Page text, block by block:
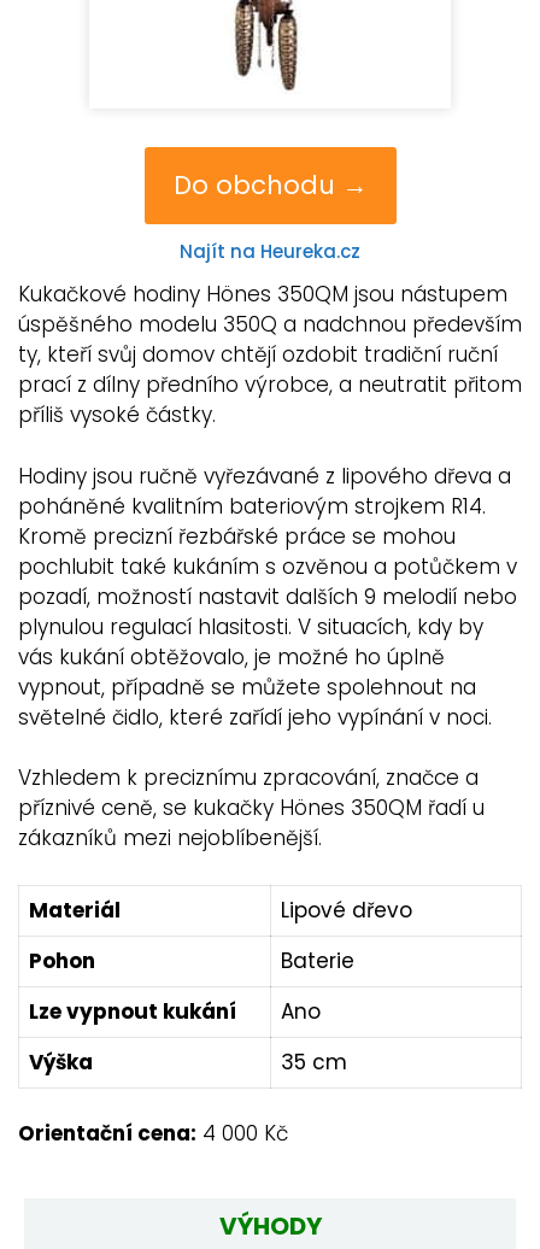
Do obchodu →
Najít na Heureka.cz
Kukačkové hodiny Hönes 350QM jsou nástupem
úspěšného modelu 350Q a nadchnou především
ty, kteří svůj domov chtějí ozdobit tradiční ruční
prací z dílny předního výrobce, a neutratit přitom
příliš vysoké částky.
Hodiny jsou ručně vyřezávané z lipového dřeva a
poháněné kvalitním bateriovým strojkem R14.
Kromě precizní řezbářské práce se mohou
pochlubit také kukáním s ozvěnou a potůčkem v
pozadí, možností nastavit dalších 9 melodií nebo
plynulou regulací hlasitosti. V situacích, kdy by
vás kukání obtěžovalo, je možné ho úplně
vypnout, případně se můžete spolehnout na
světelné čidlo, které zařídí jeho vypínání v noci.
Vzhledem k preciznímu zpracování, značce a
příznivé ceně, se kukačky Hönes 350QM řadí u
zákazníků mezi nejoblíbenější.
Materiál
Lipové dřevo
Pohon
Baterie
Lze vypnout kukání
Ano
Výška
35 cm
Orientační cena: 4 000 Kč
VÝHODY